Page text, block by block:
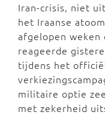
Iran-crisis, niet
het Iraanse
afgelopen
reageerde
tijdens het
militaire optie
met zekerheid